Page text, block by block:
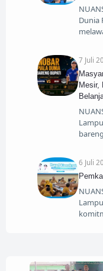
Dunia
7 Juli
Mesir,
6 Juli